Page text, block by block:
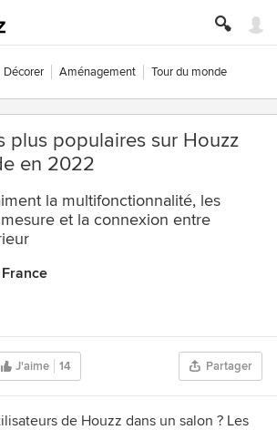
Décorer Aménagement Tour du monde
plus populaires sur Houzz
en 2022
la multifonctionnalité, les
et la connexion entre
J'aime 14 Partager
de Houzz dans un salon ? Les